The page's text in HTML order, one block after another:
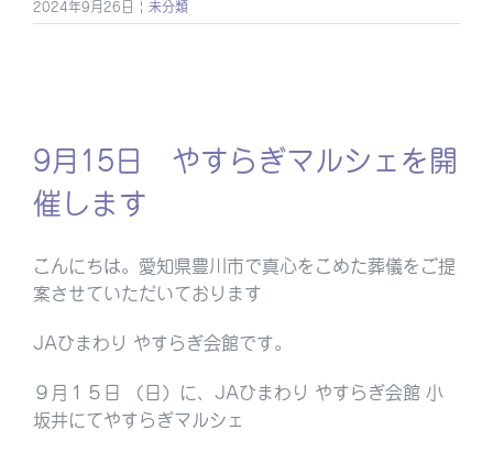
2024年9月26日 | 未分類
9月15日 やすらぎマルシェを開
催します
こんにちは。愛知県豊川市で真心をこめた葬儀をご提
案させていただいております
JAひまわり やすらぎ会館です。
９月１５日 （日）に、JAひまわり やすらぎ会館 小
坂井にてやすらぎマルシェ